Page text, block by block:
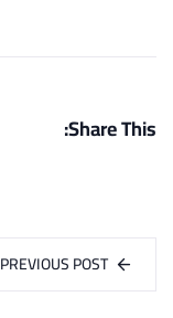
Share This:
PREVIOUS POST